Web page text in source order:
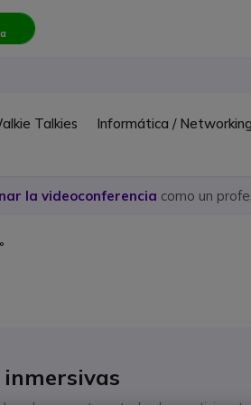
Talkies Informática / Networking
la videoconferencia como un